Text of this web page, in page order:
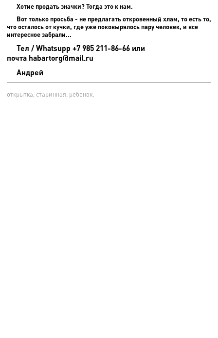
Хотие продать значки? Тогда это к нам.
Вот только просьба - не предлагать откровенный хлам, то есть то,
что осталось от кучки, где уже поковырялось пару человек, и все
интересное забрали...
Тел / Whatsupp +7 985 211-86-66 или
почта habartorg@mail.ru
Андрей
открытка, старинная, ребенок,